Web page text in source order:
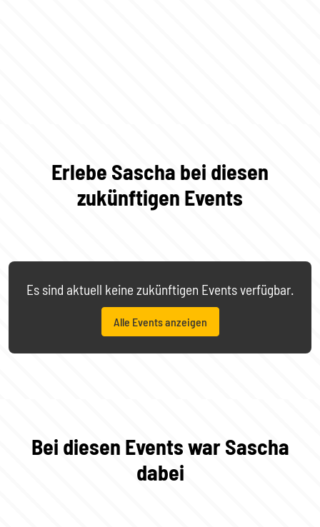
Erlebe Sascha bei diesen
zukünftigen Events
Es sind aktuell keine zukünftigen Events verfügbar.
Alle Events anzeigen
Bei diesen Events war Sascha
dabei